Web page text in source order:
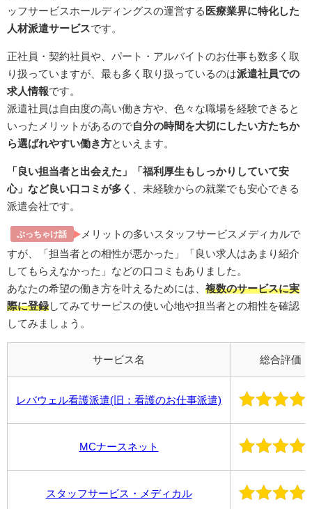
ッフサービスホールディングスの運営する 医療業界に特化した
人材派遣サービスです。
正社員・契約社員や、パート・アルバイトのお仕事も数多く取
り扱っていますが、最も多く取り扱っているのは派遣社員での
求人情報です。
派遣社員は自由度の高い働き方や、色々な職場を経験できると
いったメリットがあるので自分の時間を大切にしたい方たちか
ら選ばれやすい働き方といえます。
「良い担当者と出会えた」「福利厚生もしっかりしていて安
心」など良い口コミが多く
、未経験からの就業でも安心できる
派遣会社です。
ぶっちゃけ話
メリットの多いスタッフサービスメディカルで
すが、「担当者との相性が悪かった」「良い求人はあまり紹介
してもらえなかった」などの口コミもありました。
あなたの希望の働き方を叶えるためには、 複数のサービスに実
際に登録してみてサービスの使い心地や担当者との相性を確認
してみましょう。
サービス名 総合評価
レバウェル看護派遣(旧：看護のお仕事派遣)
MCナースネット
スタッフサービス・メディカル